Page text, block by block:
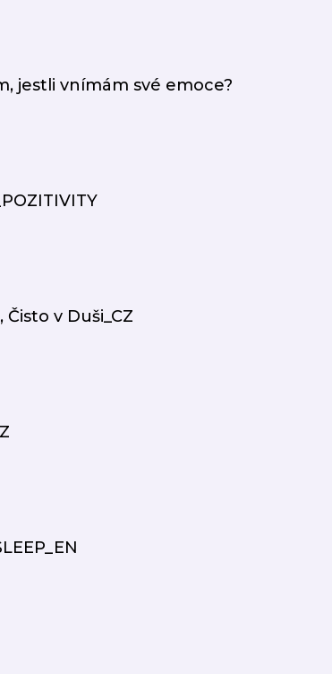
jestli vnímám své emoce?
Čisto v Duši_CZ